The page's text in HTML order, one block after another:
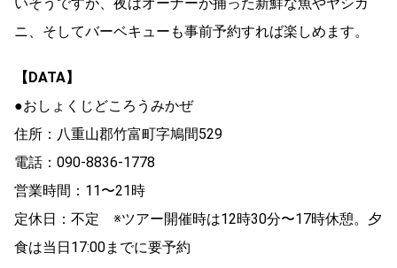
いそうですが、夜はオーナーが捕った新鮮な魚やヤシガ
ニ、そしてバーベキューも事前予約すれば楽しめます。
【DATA】
●おしょくじどころうみかぜ
住所：八重山郡竹富町字鳩間529
電話：090-8836-1778
営業時間：11〜21時
定休日：不定 ※ツアー開催時は12時30分〜17時休憩。夕
食は当日17:00までに要予約